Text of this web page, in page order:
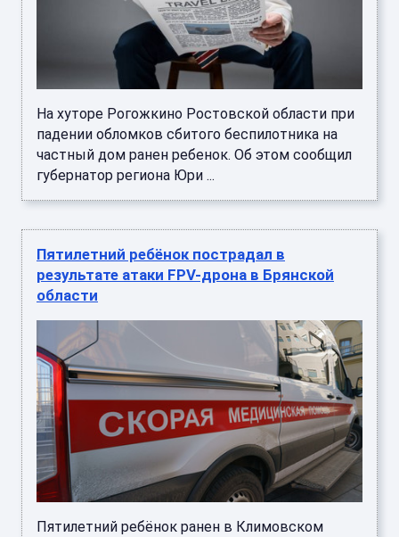
На хуторе Рогожкино Ростовской области при
падении обломков сбитого беспилотника на
частный дом ранен ребенок. Об этом сообщил
губернатор региона Юри ...
Пятилетний ребёнок пострадал в
результате атаки FPV-дрона в Брянской
области
Пятилетний ребёнок ранен в Климовском